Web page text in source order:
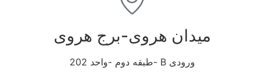
میدان هروی-برج هروی
ورودی B -طبقه دوم -واحد 202